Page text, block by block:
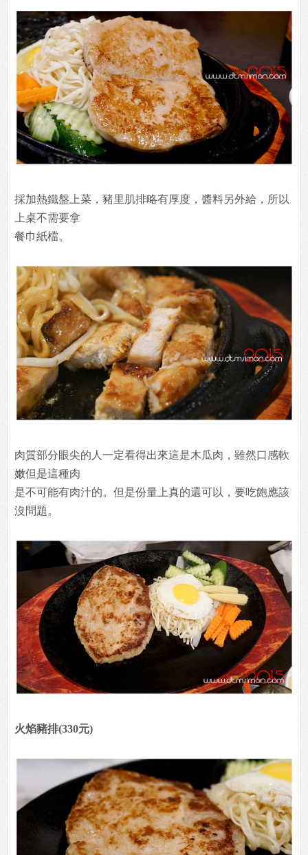
採加熱鐵盤上菜，豬里肌排略有厚度，醬料另外給，所以
上桌不需要拿
餐巾紙檔。
肉質部分眼尖的人一定看得出來這是木瓜肉，雖然口感軟
嫩但是這種肉
是不可能有肉汁的。但是份量上真的還可以，要吃飽應該
沒問題。
火焰豬排(330元)